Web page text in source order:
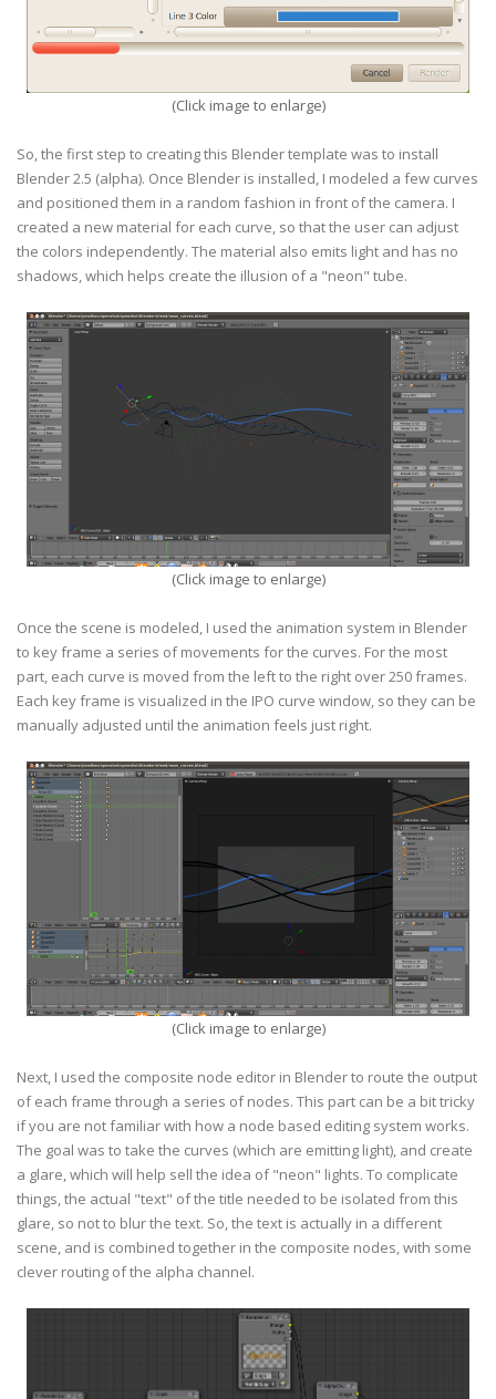
(Click image to enlarge)
So, the first step to creating this Blender template was to install
Blender 2.5 (alpha). Once Blender is installed, I modeled a few curves
and positioned them in a random fashion in front of the camera. I
created a new material for each curve, so that the user can adjust
the colors independently. The material also emits light and has no
shadows, which helps create the illusion of a "neon" tube.
(Click image to enlarge)
Once the scene is modeled, I used the animation system in Blender
to key frame a series of movements for the curves. For the most
part, each curve is moved from the left to the right over 250 frames.
Each key frame is visualized in the IPO curve window, so they can be
manually adjusted until the animation feels just right.
(Click image to enlarge)
Next, I used the composite node editor in Blender to route the output
of each frame through a series of nodes. This part can be a bit tricky
if you are not familiar with how a node based editing system works.
The goal was to take the curves (which are emitting light), and create
a glare, which will help sell the idea of "neon" lights. To complicate
things, the actual "text" of the title needed to be isolated from this
glare, so not to blur the text. So, the text is actually in a different
scene, and is combined together in the composite nodes, with some
clever routing of the alpha channel.